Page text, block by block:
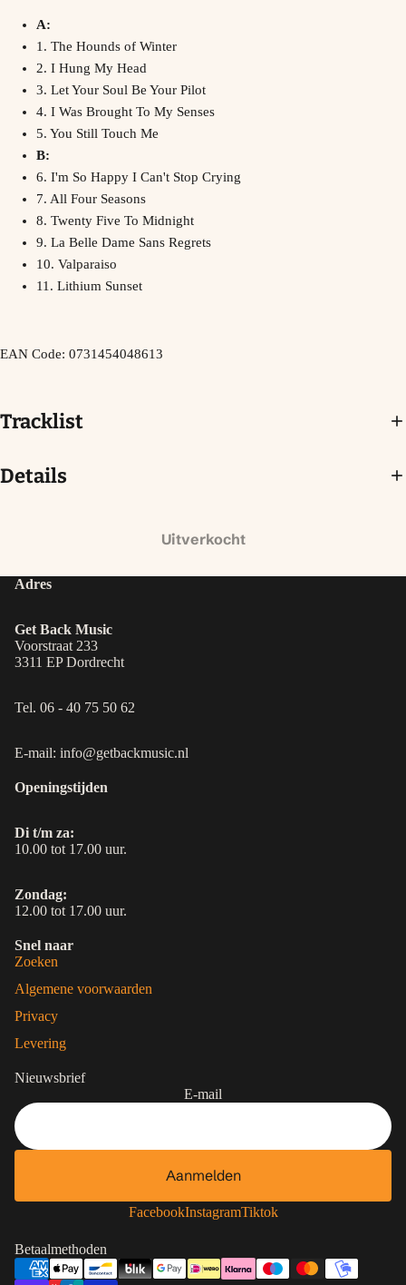
A:
1. The Hounds of Winter
2. I Hung My Head
3. Let Your Soul Be Your Pilot
4. I Was Brought To My Senses
5. You Still Touch Me
B:
6. I'm So Happy I Can't Stop Crying
7. All Four Seasons
8. Twenty Five To Midnight
9. La Belle Dame Sans Regrets
10. Valparaiso
11. Lithium Sunset
EAN Code: 0731454048613
Tracklist
Details
Uitverkocht
Adres
Get Back Music
Voorstraat 233
3311 EP Dordrecht
Tel. 06 - 40 75 50 62
E-mail: info@getbackmusic.nl
Openingstijden
Di t/m za:
10.00 tot 17.00 uur.
Zondag:
12.00 tot 17.00 uur.
Snel naar
Zoeken
Algemene voorwaarden
Privacy
Levering
Nieuwsbrief
E-mail
Aanmelden
FacebookInstagramTiktok
Betaalmethoden
Privacybeleid
Algemene voorwaarden